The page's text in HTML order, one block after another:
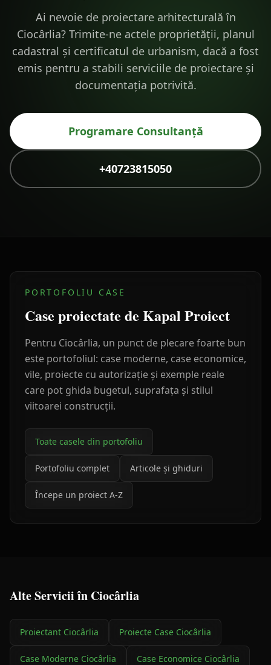
Ai nevoie de proiectare arhitecturală în
Ciocârlia? Trimite-ne actele proprietății, planul
cadastral și certificatul de urbanism, dacă a fost
emis pentru a stabili serviciile de proiectare și
documentația potrivită.
Programare Consultanță
+40723815050
PORTOFOLIU CASE
Case proiectate de Kapal Proiect
Pentru Ciocârlia, un punct de plecare foarte bun
este portofoliul: case moderne, case economice,
vile, proiecte cu autorizație și exemple reale
care pot ghida bugetul, suprafața și stilul
viitoarei construcții.
Toate casele din portofoliu
Portofoliu complet Articole și ghiduri
Începe un proiect A-Z
Alte Servicii în Ciocârlia
Proiectant Ciocârlia Proiecte Case Ciocârlia
Case Moderne Ciocârlia Case Economice Ciocârlia